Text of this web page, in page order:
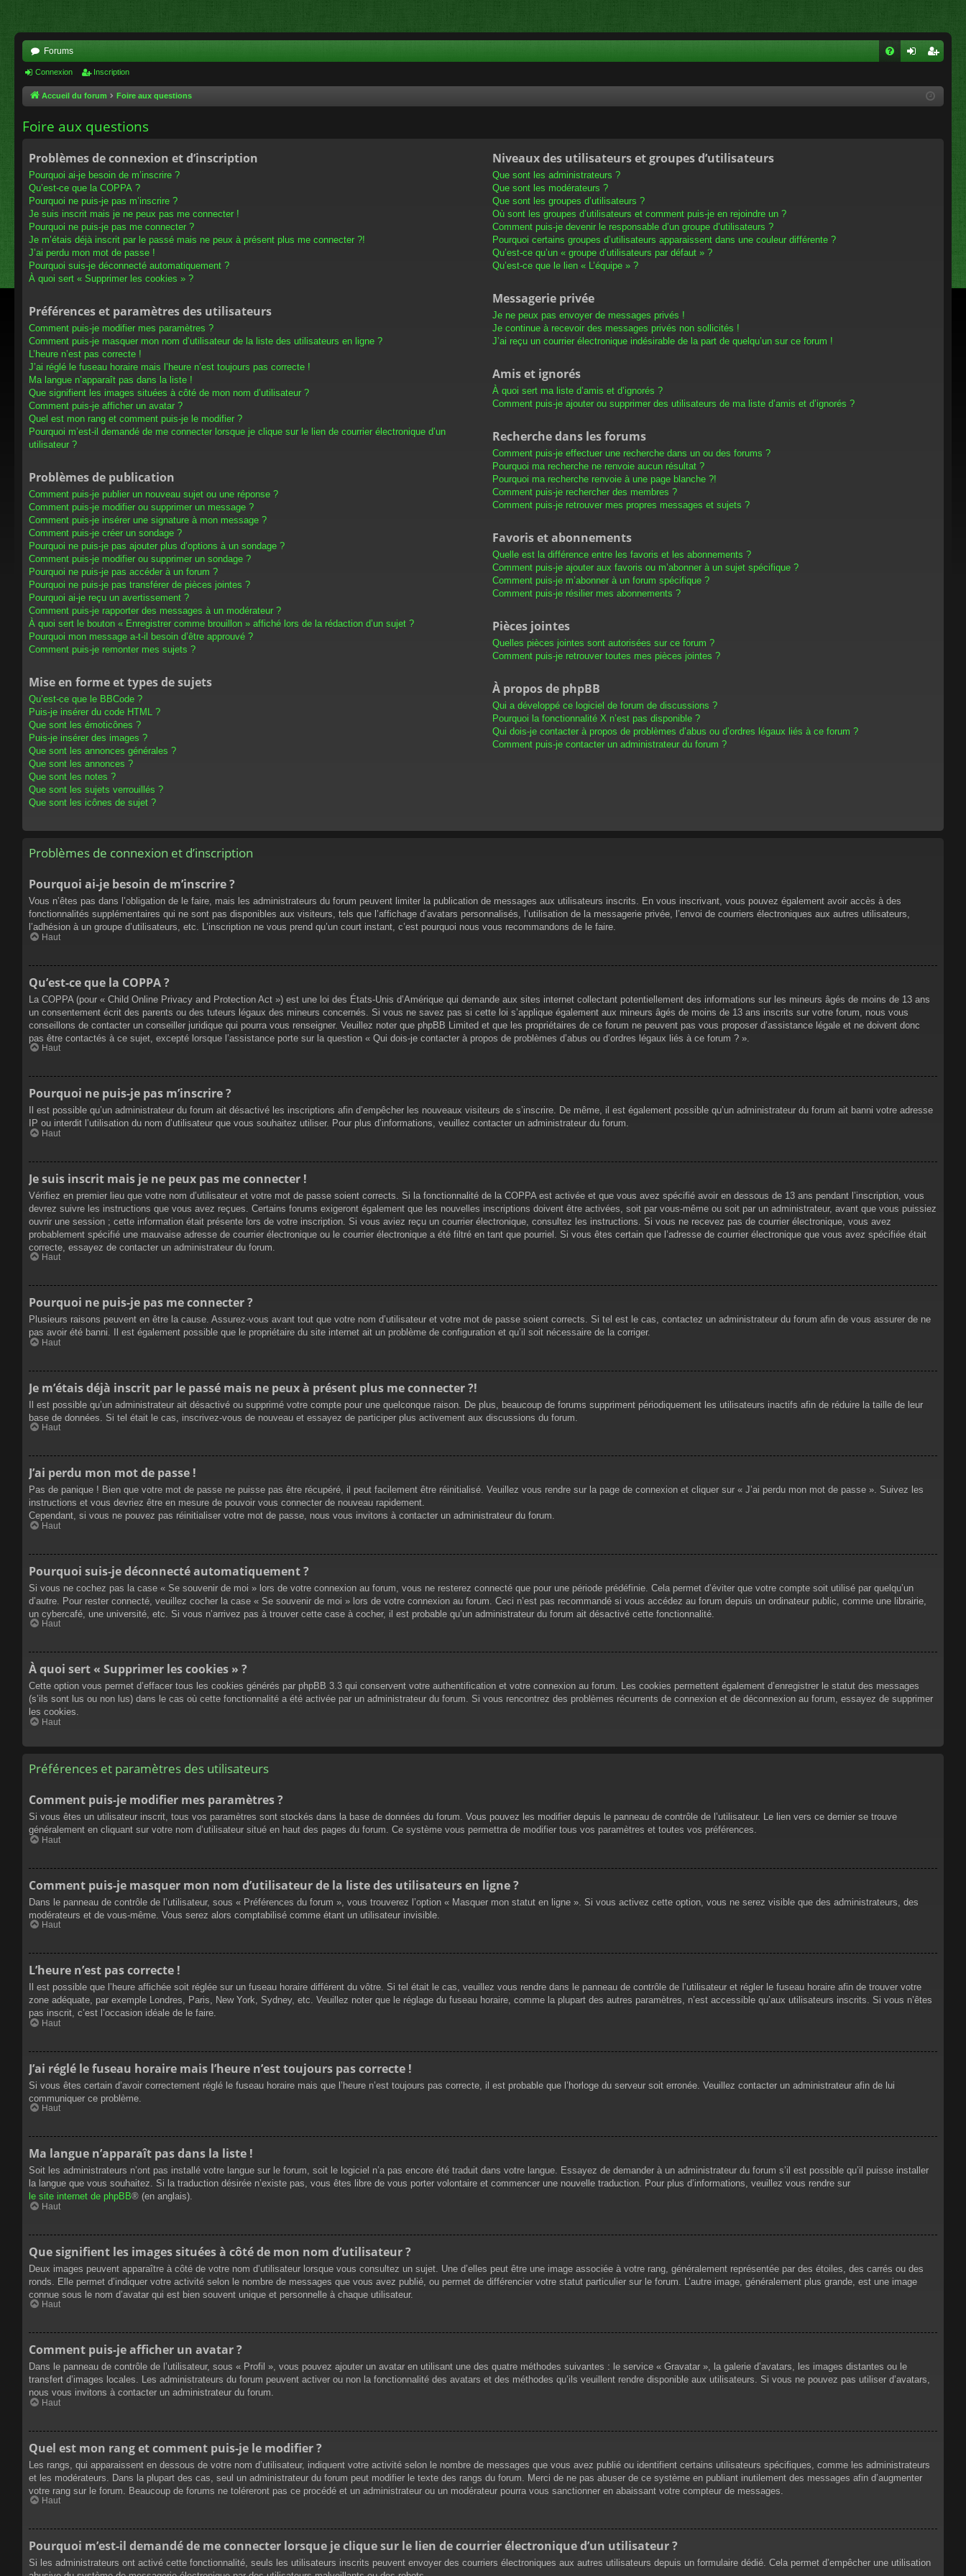
Forums
cri
Connexion Inscription
Accueil du forum Foire aux questions
Foire aux questions
Problèmes de connexion et d’inscription
Pourquoi ai-je besoin de m’inscrire ?
Qu’est-ce que la COPPA ?
Pourquoi ne puis-je pas m’inscrire ?
Je suis inscrit mais je ne peux pas me connecter !
Pourquoi ne puis-je pas me connecter ?
Je m’étais déjà inscrit par le passé mais ne peux à présent plus me connecter ?!
J’ai perdu mon mot de passe !
Pourquoi suis-je déconnecté automatiquement ?
À quoi sert « Supprimer les cookies » ?
Préférences et paramètres des utilisateurs
Comment puis-je modifier mes paramètres ?
Comment puis-je masquer mon nom d’utilisateur de la liste des utilisateurs en ligne ?
L’heure n’est pas correcte !
J’ai réglé le fuseau horaire mais l’heure n’est toujours pas correcte !
Ma langue n’apparaît pas dans la liste !
Que signifient les images situées à côté de mon nom d’utilisateur ?
Comment puis-je afficher un avatar ?
Quel est mon rang et comment puis-je le modifier ?
Pourquoi m’est-il demandé de me connecter lorsque je clique sur le lien de courrier électronique d’un
utilisateur ?
Problèmes de publication
Comment puis-je publier un nouveau sujet ou une réponse ?
Comment puis-je modifier ou supprimer un message ?
Comment puis-je insérer une signature à mon message ?
Comment puis-je créer un sondage ?
Pourquoi ne puis-je pas ajouter plus d’options à un sondage ?
Comment puis-je modifier ou supprimer un sondage ?
Pourquoi ne puis-je pas accéder à un forum ?
Pourquoi ne puis-je pas transférer de pièces jointes ?
Pourquoi ai-je reçu un avertissement ?
Comment puis-je rapporter des messages à un modérateur ?
À quoi sert le bouton « Enregistrer comme brouillon » affiché lors de la rédaction d’un sujet ?
Pourquoi mon message a-t-il besoin d’être approuvé ?
Comment puis-je remonter mes sujets ?
Mise en forme et types de sujets
Qu’est-ce que le BBCode ?
Puis-je insérer du code HTML ?
Que sont les émoticônes ?
Puis-je insérer des images ?
Que sont les annonces générales ?
Que sont les annonces ?
Que sont les notes ?
Que sont les sujets verrouillés ?
Que sont les icônes de sujet ?
Niveaux des utilisateurs et groupes d’utilisateurs
Que sont les administrateurs ?
Que sont les modérateurs ?
Que sont les groupes d’utilisateurs ?
Où sont les groupes d’utilisateurs et comment puis-je en rejoindre un ?
Comment puis-je devenir le responsable d’un groupe d’utilisateurs ?
Pourquoi certains groupes d’utilisateurs apparaissent dans une couleur différente ?
Qu’est-ce qu’un « groupe d’utilisateurs par défaut » ?
Qu’est-ce que le lien « L’équipe » ?
Messagerie privée
Je ne peux pas envoyer de messages privés !
Je continue à recevoir des messages privés non sollicités !
J’ai reçu un courrier électronique indésirable de la part de quelqu’un sur ce forum !
Amis et ignorés
À quoi sert ma liste d’amis et d’ignorés ?
Comment puis-je ajouter ou supprimer des utilisateurs de ma liste d’amis et d’ignorés ?
Recherche dans les forums
Comment puis-je effectuer une recherche dans un ou des forums ?
Pourquoi ma recherche ne renvoie aucun résultat ?
Pourquoi ma recherche renvoie à une page blanche ?!
Comment puis-je rechercher des membres ?
Comment puis-je retrouver mes propres messages et sujets ?
Favoris et abonnements
Quelle est la différence entre les favoris et les abonnements ?
Comment puis-je ajouter aux favoris ou m’abonner à un sujet spécifique ?
Comment puis-je m’abonner à un forum spécifique ?
Comment puis-je résilier mes abonnements ?
Pièces jointes
Quelles pièces jointes sont autorisées sur ce forum ?
Comment puis-je retrouver toutes mes pièces jointes ?
À propos de phpBB
Qui a développé ce logiciel de forum de discussions ?
Pourquoi la fonctionnalité X n’est pas disponible ?
Qui dois-je contacter à propos de problèmes d’abus ou d’ordres légaux liés à ce forum ?
Comment puis-je contacter un administrateur du forum ?
Problèmes de connexion et d’inscription
Pourquoi ai-je besoin de m’inscrire ?
Vous n’êtes pas dans l’obligation de le faire, mais les administrateurs du forum peuvent limiter la publication de messages aux utilisateurs inscrits. En vous inscrivant, vous pouvez également avoir accès à des
fonctionnalités supplémentaires qui ne sont pas disponibles aux visiteurs, tels que l’affichage d’avatars personnalisés, l’utilisation de la messagerie privée, l’envoi de courriers électroniques aux autres utilisateurs,
l’adhésion à un groupe d’utilisateurs, etc. L’inscription ne vous prend qu’un court instant, c’est pourquoi nous vous recommandons de le faire.
Haut
Qu’est-ce que la COPPA ?
La COPPA (pour « Child Online Privacy and Protection Act ») est une loi des États-Unis d’Amérique qui demande aux sites internet collectant potentiellement des informations sur les mineurs âgés de moins de 13 ans
un consentement écrit des parents ou des tuteurs légaux des mineurs concernés. Si vous ne savez pas si cette loi s’applique également aux mineurs âgés de moins de 13 ans inscrits sur votre forum, nous vous
conseillons de contacter un conseiller juridique qui pourra vous renseigner. Veuillez noter que phpBB Limited et que les propriétaires de ce forum ne peuvent pas vous proposer d’assistance légale et ne doivent donc
pas être contactés à ce sujet, excepté lorsque l’assistance porte sur la question « Qui dois-je contacter à propos de problèmes d’abus ou d’ordres légaux liés à ce forum ? ».
Haut
Pourquoi ne puis-je pas m’inscrire ?
Il est possible qu’un administrateur du forum ait désactivé les inscriptions afin d’empêcher les nouveaux visiteurs de s’inscrire. De même, il est également possible qu’un administrateur du forum ait banni votre adresse
IP ou interdit l’utilisation du nom d’utilisateur que vous souhaitez utiliser. Pour plus d’informations, veuillez contacter un administrateur du forum.
Haut
Je suis inscrit mais je ne peux pas me connecter !
Vérifiez en premier lieu que votre nom d’utilisateur et votre mot de passe soient corrects. Si la fonctionnalité de la COPPA est activée et que vous avez spécifié avoir en dessous de 13 ans pendant l’inscription, vous
devrez suivre les instructions que vous avez reçues. Certains forums exigeront également que les nouvelles inscriptions doivent être activées, soit par vous-même ou soit par un administrateur, avant que vous puissiez
ouvrir une session ; cette information était présente lors de votre inscription. Si vous aviez reçu un courrier électronique, consultez les instructions. Si vous ne recevez pas de courrier électronique, vous avez
probablement spécifié une mauvaise adresse de courrier électronique ou le courrier électronique a été filtré en tant que pourriel. Si vous êtes certain que l’adresse de courrier électronique que vous avez spécifiée était
correcte, essayez de contacter un administrateur du forum.
Haut
Pourquoi ne puis-je pas me connecter ?
Plusieurs raisons peuvent en être la cause. Assurez-vous avant tout que votre nom d’utilisateur et votre mot de passe soient corrects. Si tel est le cas, contactez un administrateur du forum afin de vous assurer de ne
pas avoir été banni. Il est également possible que le propriétaire du site internet ait un problème de configuration et qu’il soit nécessaire de la corriger.
Haut
Je m’étais déjà inscrit par le passé mais ne peux à présent plus me connecter ?!
Il est possible qu’un administrateur ait désactivé ou supprimé votre compte pour une quelconque raison. De plus, beaucoup de forums suppriment périodiquement les utilisateurs inactifs afin de réduire la taille de leur
base de données. Si tel était le cas, inscrivez-vous de nouveau et essayez de participer plus activement aux discussions du forum.
Haut
J’ai perdu mon mot de passe !
Pas de panique ! Bien que votre mot de passe ne puisse pas être récupéré, il peut facilement être réinitialisé. Veuillez vous rendre sur la page de connexion et cliquer sur « J’ai perdu mon mot de passe ». Suivez les
instructions et vous devriez être en mesure de pouvoir vous connecter de nouveau rapidement.
Cependant, si vous ne pouvez pas réinitialiser votre mot de passe, nous vous invitons à contacter un administrateur du forum.
Haut
Pourquoi suis-je déconnecté automatiquement ?
Si vous ne cochez pas la case « Se souvenir de moi » lors de votre connexion au forum, vous ne resterez connecté que pour une période prédéfinie. Cela permet d’éviter que votre compte soit utilisé par quelqu’un
d’autre. Pour rester connecté, veuillez cocher la case « Se souvenir de moi » lors de votre connexion au forum. Ceci n’est pas recommandé si vous accédez au forum depuis un ordinateur public, comme une librairie,
un cybercafé, une université, etc. Si vous n’arrivez pas à trouver cette case à cocher, il est probable qu’un administrateur du forum ait désactivé cette fonctionnalité.
Haut
À quoi sert « Supprimer les cookies » ?
Cette option vous permet d’effacer tous les cookies générés par phpBB 3.3 qui conservent votre authentification et votre connexion au forum. Les cookies permettent également d’enregistrer le statut des messages
(s’ils sont lus ou non lus) dans le cas où cette fonctionnalité a été activée par un administrateur du forum. Si vous rencontrez des problèmes récurrents de connexion et de déconnexion au forum, essayez de supprimer
les cookies.
Haut
Préférences et paramètres des utilisateurs
Comment puis-je modifier mes paramètres ?
Si vous êtes un utilisateur inscrit, tous vos paramètres sont stockés dans la base de données du forum. Vous pouvez les modifier depuis le panneau de contrôle de l’utilisateur. Le lien vers ce dernier se trouve
généralement en cliquant sur votre nom d’utilisateur situé en haut des pages du forum. Ce système vous permettra de modifier tous vos paramètres et toutes vos préférences.
Haut
Comment puis-je masquer mon nom d’utilisateur de la liste des utilisateurs en ligne ?
Dans le panneau de contrôle de l’utilisateur, sous « Préférences du forum », vous trouverez l’option « Masquer mon statut en ligne ». Si vous activez cette option, vous ne serez visible que des administrateurs, des
modérateurs et de vous-même. Vous serez alors comptabilisé comme étant un utilisateur invisible.
Haut
L’heure n’est pas correcte !
Il est possible que l’heure affichée soit réglée sur un fuseau horaire différent du vôtre. Si tel était le cas, veuillez vous rendre dans le panneau de contrôle de l’utilisateur et régler le fuseau horaire afin de trouver votre
zone adéquate, par exemple Londres, Paris, New York, Sydney, etc. Veuillez noter que le réglage du fuseau horaire, comme la plupart des autres paramètres, n’est accessible qu’aux utilisateurs inscrits. Si vous n’êtes
pas inscrit, c’est l’occasion idéale de le faire.
Haut
J’ai réglé le fuseau horaire mais l’heure n’est toujours pas correcte !
Si vous êtes certain d’avoir correctement réglé le fuseau horaire mais que l’heure n’est toujours pas correcte, il est probable que l’horloge du serveur soit erronée. Veuillez contacter un administrateur afin de lui
communiquer ce problème.
Haut
Ma langue n’apparaît pas dans la liste !
Soit les administrateurs n’ont pas installé votre langue sur le forum, soit le logiciel n’a pas encore été traduit dans votre langue. Essayez de demander à un administrateur du forum s’il est possible qu’il puisse installer
la langue que vous souhaitez. Si la traduction désirée n’existe pas, vous êtes libre de vous porter volontaire et commencer une nouvelle traduction. Pour plus d’informations, veuillez vous rendre sur
le site internet de phpBB® (en anglais).
Haut
Que signifient les images situées à côté de mon nom d’utilisateur ?
Deux images peuvent apparaître à côté de votre nom d’utilisateur lorsque vous consultez un sujet. Une d’elles peut être une image associée à votre rang, généralement représentée par des étoiles, des carrés ou des
ronds. Elle permet d’indiquer votre activité selon le nombre de messages que vous avez publié, ou permet de différencier votre statut particulier sur le forum. L’autre image, généralement plus grande, est une image
connue sous le nom d’avatar qui est bien souvent unique et personnelle à chaque utilisateur.
Haut
Comment puis-je afficher un avatar ?
Dans le panneau de contrôle de l’utilisateur, sous « Profil », vous pouvez ajouter un avatar en utilisant une des quatre méthodes suivantes : le service « Gravatar », la galerie d’avatars, les images distantes ou le
transfert d’images locales. Les administrateurs du forum peuvent activer ou non la fonctionnalité des avatars et des méthodes qu’ils veuillent rendre disponible aux utilisateurs. Si vous ne pouvez pas utiliser d’avatars,
nous vous invitons à contacter un administrateur du forum.
Haut
Quel est mon rang et comment puis-je le modifier ?
Les rangs, qui apparaissent en dessous de votre nom d’utilisateur, indiquent votre activité selon le nombre de messages que vous avez publié ou identifient certains utilisateurs spécifiques, comme les administrateurs
et les modérateurs. Dans la plupart des cas, seul un administrateur du forum peut modifier le texte des rangs du forum. Merci de ne pas abuser de ce système en publiant inutilement des messages afin d’augmenter
votre rang sur le forum. Beaucoup de forums ne toléreront pas ce procédé et un administrateur ou un modérateur pourra vous sanctionner en abaissant votre compteur de messages.
Haut
Pourquoi m’est-il demandé de me connecter lorsque je clique sur le lien de courrier électronique d’un utilisateur ?
Si les administrateurs ont activé cette fonctionnalité, seuls les utilisateurs inscrits peuvent envoyer des courriers électroniques aux autres utilisateurs depuis un formulaire dédié. Cela permet d’empêcher une utilisation